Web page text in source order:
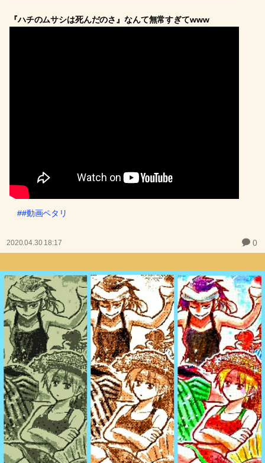
『ハチのムサシは死んだのさ』なんて無常すぎてwww
##動画ペタリ
2020.04.30 18:17 0